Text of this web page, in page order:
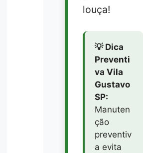
louça!
💡 Dica
Preventi
va Vila
Gustavo
SP:
Manuten
ção
preventiv
a evita